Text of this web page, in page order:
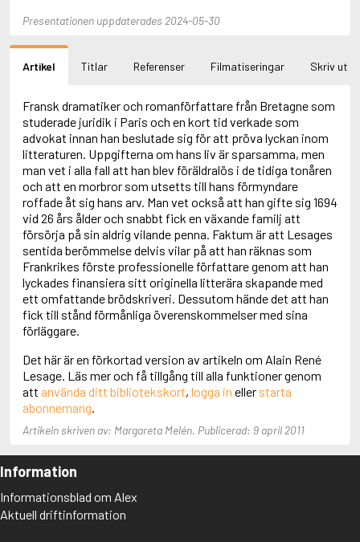
Adichie, Chimamanda Ngozi
Adler-Olsen, Jussi
Adlerbeth, Gudmund Jöran
Adolfsson, Eva
Adolfsson, Evert
Adolfsson, Gunnar
Adolfsson, Josefine
Adolfsson, Maria
Adolphsen, Peter
Presentationen uppdaterades 2024-05-30
Artikel Titlar Referenser Filmatiseringar Skriv ut
Fransk dramatiker och romanförfattare från Bretagne som
studerade juridik i Paris och en kort tid verkade som
advokat innan han beslutade sig för att pröva lyckan inom
litteraturen. Uppgifterna om hans liv är sparsamma, men
man vet i alla fall att han blev föräldralös i de tidiga tonåren
och att en morbror som utsetts till hans förmyndare
roffade åt sig hans arv. Man vet också att han gifte sig 1694
vid 26 års ålder och snabbt fick en växande familj att
försörja på sin aldrig vilande penna. Faktum är att Lesages
sentida berömmelse delvis vilar på att han räknas som
Frankrikes förste professionelle författare genom att han
lyckades finansiera sitt originella litterära skapande med
ett omfattande brödskriveri. Dessutom hände det att han
fick till stånd förmånliga överenskommelser med sina
förläggare.
Det här är en förkortad version av artikeln om Alain René
Lesage. Läs mer och få tillgång till alla funktioner genom
att använda ditt bibliotekskort, logga in eller starta
abonnemang
Artikeln skriven av: Margareta Melén. Publicerad: 9 april 2011
Information
Informationsblad om Alex
Aktuell driftinformation